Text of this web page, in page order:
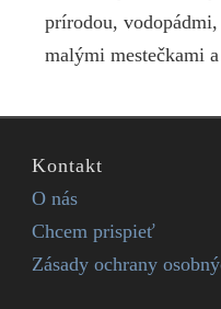
prírodou,
malými mestečkami
Kontakt
O nás
Chcem prispieť
Zásady ochrany